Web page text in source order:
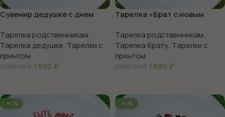
Сувенир дедушке с днем
Тарелка родственникам,
Тарелка дедушке, Тарелки с
принтом
2250,00₽ 1 590 ₽
Тарелка «Брат с новым
Тарелка родственникам,
Тарелка брату, Тарелки с
принтом
2250,00₽ 1 590 ₽
-65% -65%